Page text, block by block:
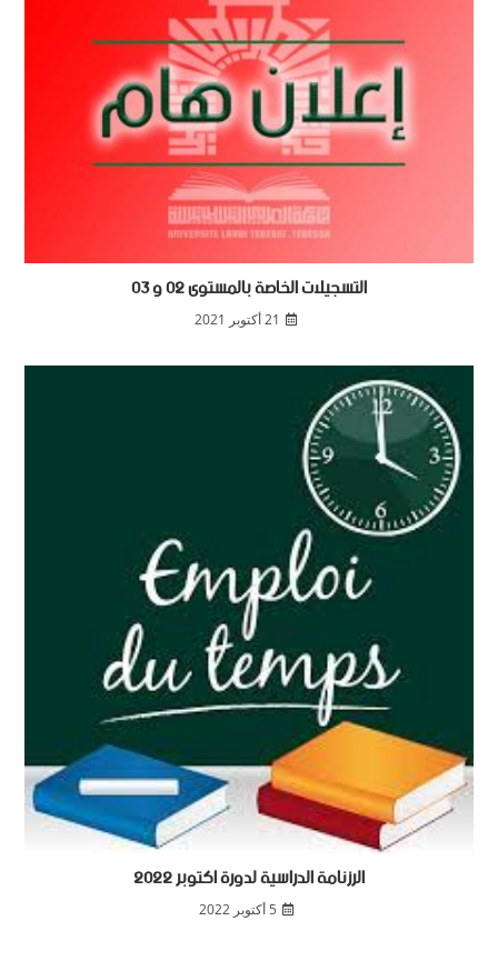
التسجيلات الخاصة بالمستوى 02 و 03
21 أكتوبر 2021
الرزنامة الدراسية لدورة اكتوبر 2022
5 أكتوبر 2022